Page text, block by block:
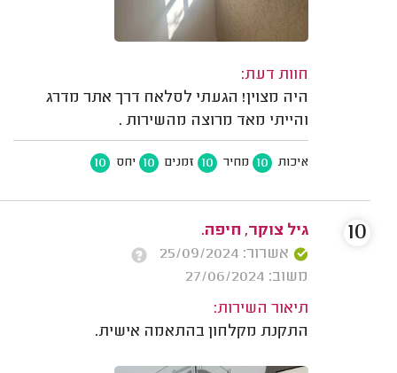
חוות דעת:
היה מצוין! הגעתי לסלאח דרך אתר מדרג
והייתי מאד מרוצה מהשירות .
איכות 10 מחיר 10 זמנים 10 יחס 10
גיל צוקר, חיפה.
אשרור: 25/09/2024
משוב: 27/06/2024
תיאור השירות:
התקנת מקלחון בהתאמה אישית.
10